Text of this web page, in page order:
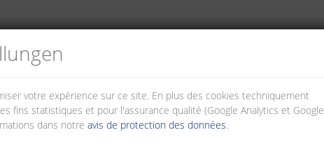
votre expérience sur ce site. En plus des cookies techniquement
fins statistiques et pour l'assurance qualité (Google Analytics et Google
dans notre avis de protection des données.